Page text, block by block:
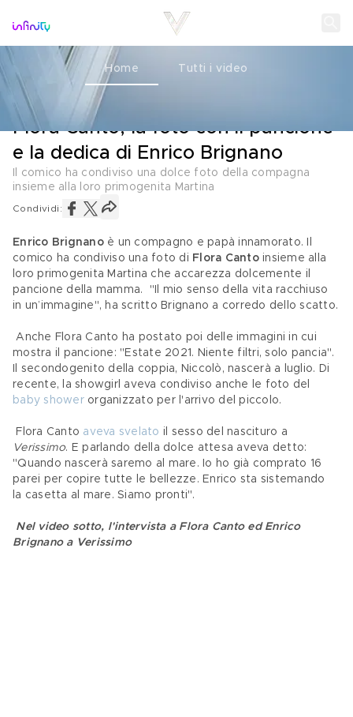
Home Tutti i video
AMORE
Flora Canto, la foto con il pancione
e la dedica di Enrico Brignano
Il comico ha condiviso una dolce foto della compagna
insieme alla loro primogenita Martina
Condividi:
Enrico Brignano è un compagno e papà innamorato. Il
comico ha condiviso una foto di Flora Canto insieme alla
loro primogenita Martina che accarezza dolcemente il
pancione della mamma.  "Il mio senso della vita racchiuso
in un’immagine", ha scritto Brignano a corredo dello scatto.
Anche Flora Canto ha postato poi delle immagini in cui
mostra il pancione: "Estate 2021. Niente filtri, solo pancia".
Il secondogenito della coppia, Niccolò, nascerà a luglio. Di
recente, la showgirl aveva condiviso anche le foto del
baby shower organizzato per l'arrivo del piccolo.
Flora Canto aveva svelato il sesso del nascituro a
Verissimo. E parlando della dolce attesa aveva detto:
"Quando nascerà saremo al mare. Io ho già comprato 16
parei per copire tutte le bellezze. Enrico sta sistemando
la casetta al mare. Siamo pronti".
Nel video sotto, l'intervista a Flora Canto ed Enrico
Brignano a Verissimo